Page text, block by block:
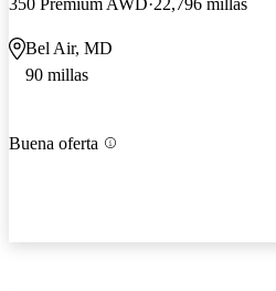
Bel Air, MD
90 millas
Buena oferta